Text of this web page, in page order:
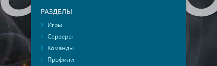
РАЗДЕЛЫ
Игры
Серверы
Команды
Профили